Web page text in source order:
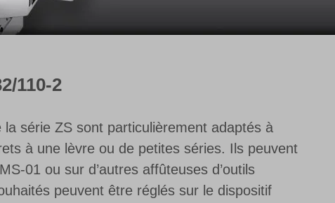
110-2
la série ZS sont particulièrement adaptés à
à une lèvre ou de petites séries. Ils peuvent
01 ou sur d’autres affûteuses d’outils
peuvent être réglés sur le dispositif